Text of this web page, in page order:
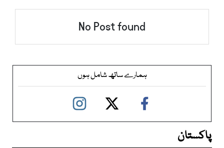
No Post found
ہمارے ساتھ شامل ہوں
پاکستان